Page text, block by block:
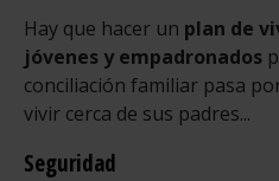
Hay que hacer un plan de
jóvenes y empadronados
conciliación familiar pasa
vivir cerca de sus padres...
Seguridad